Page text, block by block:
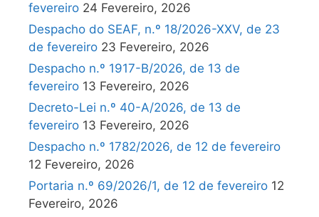
fevereiro 24 Fevereiro, 2026
Despacho do SEAF, n.º 18/2026-XXV, de 23
de fevereiro 23 Fevereiro, 2026
Despacho n.º 1917-B/2026, de 13 de
fevereiro 13 Fevereiro, 2026
Decreto-Lei n.º 40-A/2026, de 13 de
fevereiro 13 Fevereiro, 2026
Despacho n.º 1782/2026, de 12 de fevereiro
12 Fevereiro, 2026
Portaria n.º 69/2026/1, de 12 de fevereiro 12
Fevereiro, 2026